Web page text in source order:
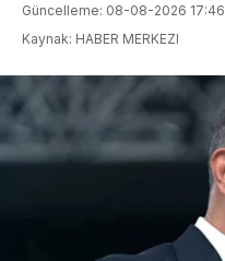
Güncelleme: 08-08-2026 17:46
Kaynak: HABER MERKEZI